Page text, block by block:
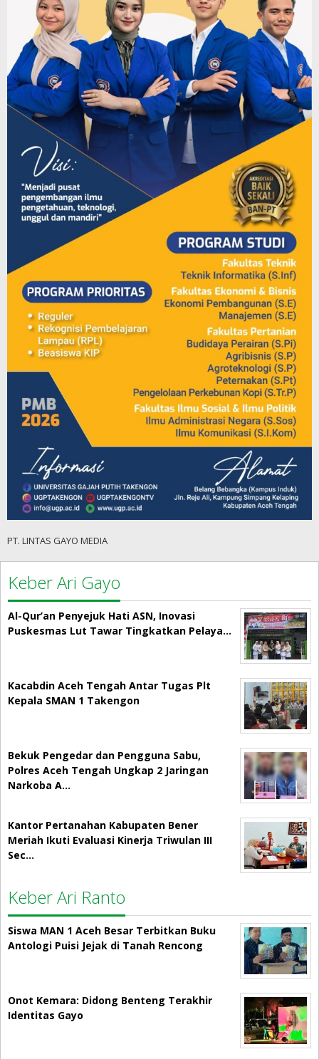
PT. LINTAS GAYO MEDIA
Keber Ari Gayo
Al-Qur’an Penyejuk Hati ASN, Inovasi
Puskesmas Lut Tawar Tingkatkan Pelaya…
Kacabdin Aceh Tengah Antar Tugas Plt
Kepala SMAN 1 Takengon
Bekuk Pengedar dan Pengguna Sabu,
Polres Aceh Tengah Ungkap 2 Jaringan
Narkoba A…
Kantor Pertanahan Kabupaten Bener
Meriah Ikuti Evaluasi Kinerja Triwulan III
Sec…
Keber Ari Ranto
Siswa MAN 1 Aceh Besar Terbitkan Buku
Antologi Puisi Jejak di Tanah Rencong
Onot Kemara: Didong Benteng Terakhir
Identitas Gayo